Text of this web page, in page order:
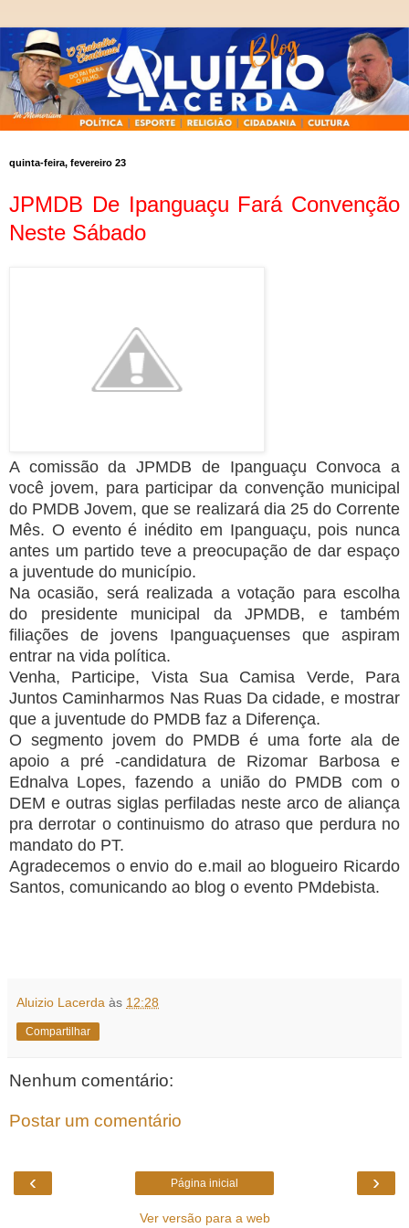
quinta-feira, fevereiro 23
JPMDB De Ipanguaçu Fará Convenção
Neste Sábado
A comissão da JPMDB de Ipanguaçu Convoca a
você jovem, para participar da convenção municipal
do PMDB Jovem, que se realizará dia 25 do Corrente
Mês. O evento é inédito em Ipanguaçu, pois nunca
antes um partido teve a preocupação de dar espaço
a juventude do município.
Na ocasião, será realizada a votação para escolha
do presidente municipal da JPMDB, e também
filiações de jovens Ipanguaçuenses que aspiram
entrar na vida política.
Venha, Participe, Vista Sua Camisa Verde, Para
Juntos Caminharmos Nas Ruas Da cidade, e mostrar
que a juventude do PMDB faz a Diferença.
O segmento jovem do PMDB é uma forte ala de
apoio a pré -candidatura de Rizomar Barbosa e
Ednalva Lopes, fazendo a união do PMDB com o
DEM e outras siglas perfiladas neste arco de aliança
pra derrotar o continuismo do atraso que perdura no
mandato do PT.
Agradecemos o envio do e.mail ao blogueiro Ricardo
Santos, comunicando ao blog o evento PMdebista.
Aluizio Lacerda às 12:28
Compartilhar
Nenhum comentário:
Postar um comentário
‹ ›
Página inicial
Ver versão para a web